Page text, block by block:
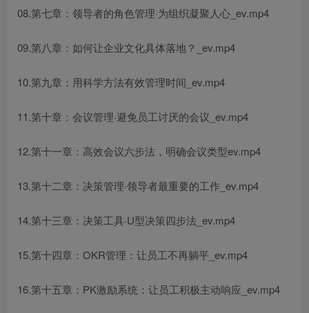
08.第七章：领导者的角色管理·为组织凝聚人心_ev.mp4
09.第八章：如何让企业文化具体落地？_ev.mp4
10.第九章：用科学方法有效管理时间_ev.mp4
11.第十章：会议管理·避免员工讨厌的会议_ev.mp4
12.第十一章：高效会议六步法，明确会议类型ev.mp4
13.第十二章：决策管理·领导者最重要的工作_ev.mp4
14.第十三章：决策工具·U型决策四步法_ev.mp4
15.第十四章：OKR管理：让员工不再躺平_ev.mp4
16.第十五章：PK激励系统：让员工积极主动响应_ev.mp4